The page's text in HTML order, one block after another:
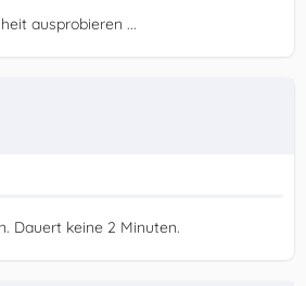
ausprobieren ...
Dauert keine 2 Minuten.